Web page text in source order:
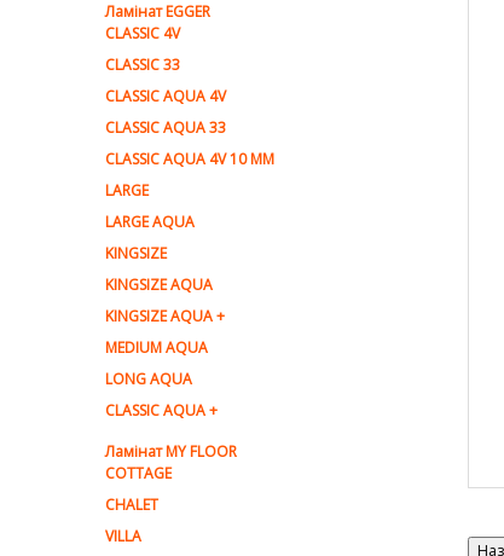
Ламiнат EGGER
CLASSIC 4V
CLASSIC 33
CLASSIC AQUA 4V
CLASSIC AQUA 33
CLASSIC AQUA 4V 10 MM
LARGE
LARGE AQUA
KINGSIZE
KINGSIZE AQUA
KINGSIZE AQUA +
MEDIUM AQUA
LONG AQUA
CLASSIC AQUA +
Ламінат MY FLOOR
COTTAGE
CHALET
VILLA